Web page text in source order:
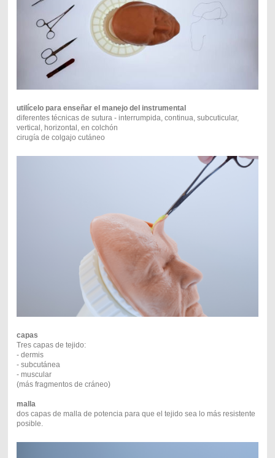
utilícelo para enseñar el manejo del instrumental
diferentes técnicas de sutura - interrumpida, continua, subcuticular,
vertical, horizontal, en colchón
cirugía de colgajo cutáneo
capas
Tres capas de tejido:
- dermis
- subcutánea
- muscular
(más fragmentos de cráneo)
malla
dos capas de malla de potencia para que el tejido sea lo más resistente
posible.